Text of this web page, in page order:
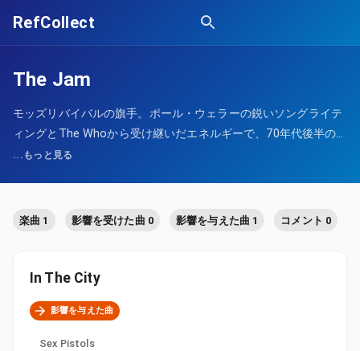
RefCollect
The Jam
モッズリバイバルの旗手。ポール・ウェラーの鋭いソングライテ
ィングとThe Whoから受け継いだエネルギーで、70年代後半の
UKロックを牽引した。
...もっと見る
楽曲 1 影響を受けた曲 0 影響を与えた曲 1 コメント 0
In The City
影響を与えた曲
Sex Pistols